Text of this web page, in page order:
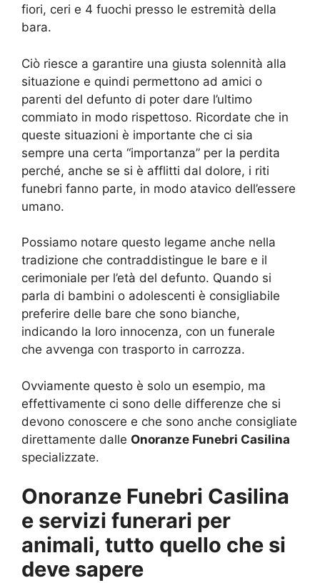
fiori, ceri e 4 fuochi presso le estremità della
bara.
Ciò riesce a garantire una giusta solennità alla
situazione e quindi permettono ad amici o
parenti del defunto di poter dare l’ultimo
commiato in modo rispettoso. Ricordate che in
queste situazioni è importante che ci sia
sempre una certa “importanza” per la perdita
perché, anche se si è afflitti dal dolore, i riti
funebri fanno parte, in modo atavico dell’essere
umano.
Possiamo notare questo legame anche nella
tradizione che contraddistingue le bare e il
cerimoniale per l’età del defunto. Quando si
parla di bambini o adolescenti è consigliabile
preferire delle bare che sono bianche,
indicando la loro innocenza, con un funerale
che avvenga con trasporto in carrozza.
Ovviamente questo è solo un esempio, ma
effettivamente ci sono delle differenze che si
devono conoscere e che sono anche consigliate
direttamente dalle Onoranze Funebri Casilina
specializzate.
Onoranze Funebri Casilina
e servizi funerari per
animali, tutto quello che si
deve sapere